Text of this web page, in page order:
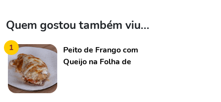
Quem gostou também viu...
1
Peito de Frango com
Queijo na Folha de